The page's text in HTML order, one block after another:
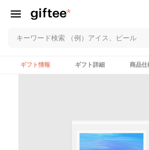
ギフト情報 ギフト詳細 商品仕